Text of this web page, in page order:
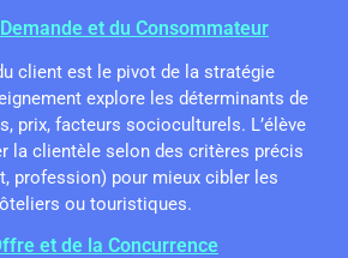
et du Consommateur
client est le pivot de la stratégie
explore les déterminants de
prix, facteurs socioculturels. L’élève
la clientèle selon des critères précis
profession) pour mieux cibler les
ou touristiques.
et de la Concurrence